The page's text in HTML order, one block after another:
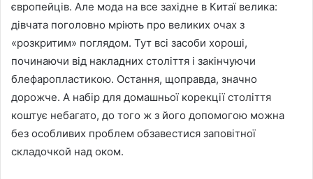
європейців. Але мода на все західне в Китаї велика:
дівчата поголовно мріють про великих очах з
«розкритим» поглядом. Тут всі засоби хороші,
починаючи від накладних століття і закінчуючи
блефаропластикою. Остання, щоправда, значно
дорожче. А набір для домашньої корекції століття
коштує небагато, до того ж з його допомогою можна
без особливих проблем обзавестися заповітної
складочкой над оком.